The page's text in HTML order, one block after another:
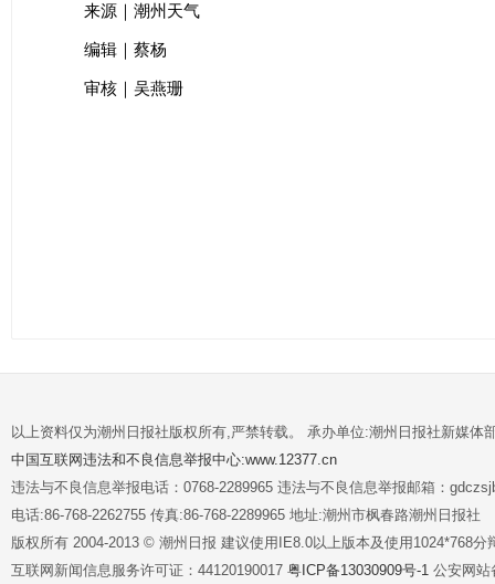
来源｜潮州天气
编辑｜蔡杨
审核｜吴燕珊
以上资料仅为潮州日报社版权所有,严禁转载。 承办单位:潮州日报社新媒体
中国互联网违法和不良信息举报中心:www.12377.cn
违法与不良信息举报电话：0768-2289965 违法与不良信息举报邮箱：
电话:86-768-2262755 传真:86-768-2289965 地址:潮州市枫春路潮州日报社
版权所有 2004-2013 © 潮州日报 建议使用IE8.0以上版本及使用1024*768分
互联网新闻信息服务许可证：44120190017 粤ICP备13030909号-1 公安网站